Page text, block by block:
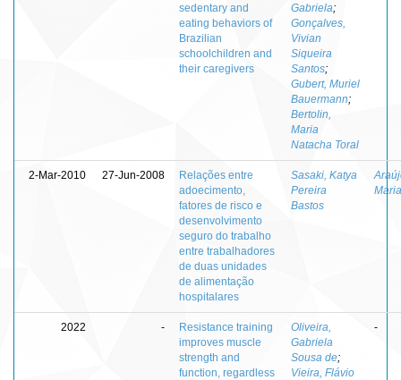
sedentary and
eating behaviors of
Brazilian
schoolchildren and
their caregivers
Gabriela;
Gonçalves,
Vivian
Siqueira
Santos;
Gubert, Muriel
Bauermann;
Bertolin,
Maria
Natacha Toral
2-Mar-2010 27-Jun-2008
Relações entre
adoecimento,
fatores de risco e
desenvolvimento
seguro do trabalho
entre trabalhadores
de duas unidades
de alimentação
hospitalares
Sasaki, Katya
Pereira
Bastos
2022 -
Resistance training
improves muscle
strength and
function, regardless
Oliveira,
Gabriela
Sousa de;
Vieira, Flávio
-